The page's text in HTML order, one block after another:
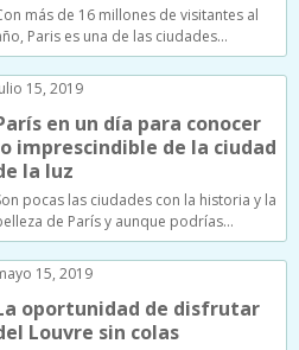
más de 16 millones de visitantes al
Paris es una de las ciudades…
15, 2019
en un día para conocer
imprescindible de la ciudad
la luz
pocas las ciudades con la historia y la
de París y aunque podrías…
15, 2019
oportunidad de disfrutar
Louvre sin colas